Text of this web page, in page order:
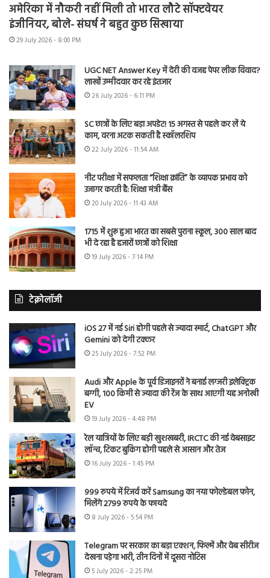
अमेरिका में नौकरी नहीं मिली तो भारत लौटे सॉफ्टवेयर
इंजीनियर, बोले- संघर्ष ने बहुत कुछ सिखाया
29 July 2026 - 8:00 PM
UGC NET Answer Key में देरी की वजह पेपर लीक विवाद?
लाखों उम्मीदवार कर रहे इंतजार
26 July 2026 - 6:11 PM
SC छात्रों के लिए बड़ा अपडेट! 15 अगस्त से पहले कर लें ये
काम, वरना अटक सकती है स्कॉलरशिप
22 July 2026 - 11:54 AM
नीट परीक्षा में सफलता “शिक्षा क्रांति” के व्यापक प्रभाव को
उजागर करती है: शिक्षा मंत्री बैंस
20 July 2026 - 11:43 AM
1715 में शुरू हुआ भारत का सबसे पुराना स्कूल, 300 साल बाद
भी दे रहा है हजारों छात्रों को शिक्षा
19 July 2026 - 7:14 PM
टेक्नोलॉजी
iOS 27 में नई Siri होगी पहले से ज्यादा स्मार्ट, ChatGPT और
Gemini को देगी टक्कर
25 July 2026 - 7:52 PM
Audi और Apple के पूर्व डिजाइनरों ने बनाई लग्जरी इलेक्ट्रिक
बग्गी, 100 किमी से ज्यादा की रेंज के साथ आएगी यह अनोखी
EV
19 July 2026 - 4:48 PM
रेल यात्रियों के लिए बड़ी खुशखबरी, IRCTC की नई वेबसाइट
लॉन्च, टिकट बुकिंग होगी पहले से आसान और तेज
16 July 2026 - 1:45 PM
999 रुपये में रिजर्व करें Samsung का नया फोल्डेबल फोन,
मिलेंगे 2799 रुपये के फायदे
8 July 2026 - 5:54 PM
Telegram पर सरकार का बड़ा एक्शन, फिल्में और वेब सीरीज
देखना पड़ेगा भारी, तीन दिनों में दूसरा नोटिस
5 July 2026 - 2:25 PM